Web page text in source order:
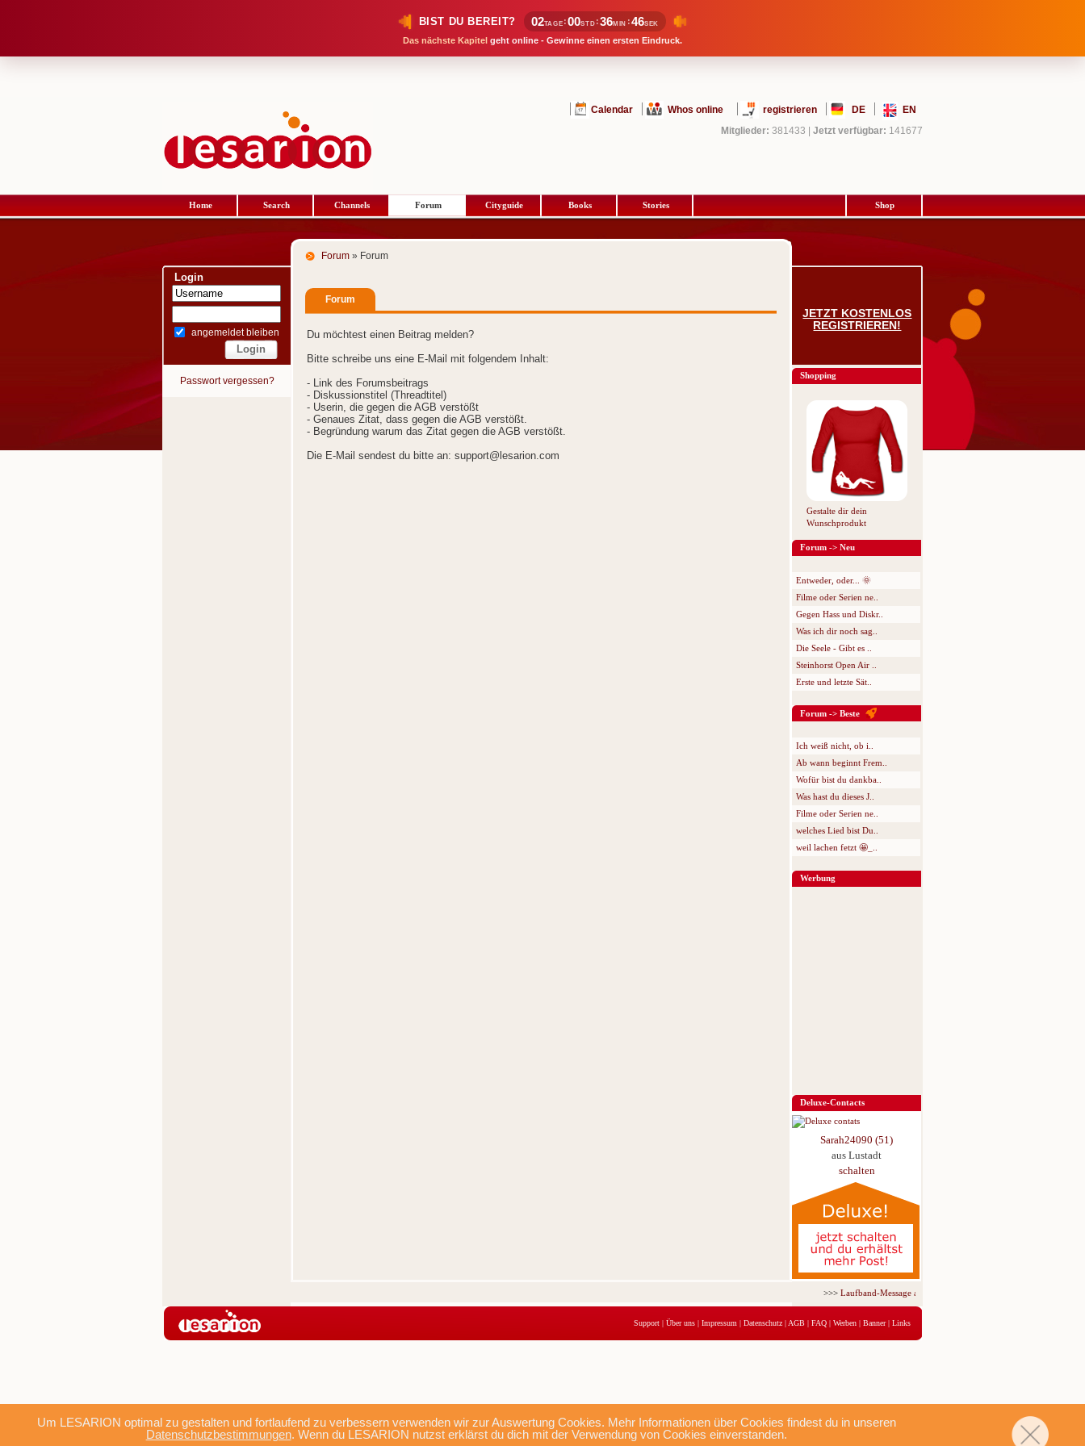
BIST DU BEREIT? 02TAGE :00STD :36MIN :46SEK
Das nächste Kapitel geht online - Gewinne einen ersten Eindruck.
Um LESARION optimal zu gestalten und fortlaufend zu verbessern verwenden wir zur Auswertung Cookies. Mehr Informationen über Cookies findest du in unseren
Datenschutzbestimmungen. Wenn du LESARION nutzst erklärst du dich mit der Verwendung von Cookies einverstanden.
Calendar Whos online registrieren DE
EN
Mitglieder: 381433 Jetzt verfügbar: 141677
Home Search Channels Forum Cityguide Books Stories Shop
Login
angemeldet bleiben
Passwort vergessen?
Forum » Forum
Forum
Du möchtest einen Beitrag melden?
Bitte schreibe uns eine E-Mail mit folgendem Inhalt:
- Link des Forumsbeitrags
- Diskussionstitel (Threadtitel)
- Userin, die gegen die AGB verstößt
- Genaues Zitat, dass gegen die AGB verstößt.
- Begründung warum das Zitat gegen die AGB verstößt.
Die E-Mail sendest du bitte an: support@lesarion.com
JETZT KOSTENLOS
REGISTRIEREN!
Shopping
Gestalte dir dein
Wunschprodukt
Forum -> Neu
Entweder, oder... 🌞
Filme oder Serien ne..
Gegen Hass und Diskr..
Was ich dir noch sag..
Die Seele - Gibt es ..
Steinhorst Open Air ..
Erste und letzte Sät..
Forum -> Beste
Ich weiß nicht, ob i..
Ab wann beginnt Frem..
Wofür bist du dankba..
Was hast du dieses J..
Filme oder Serien ne..
welches Lied bist Du..
weil lachen fetzt 🤩_..
Werbung
Deluxe-Contacts
Sarah24090 (51)
aus Lustadt
schalten
>>>Laufband-Message ab nur 5,95 € für 3 Tage!
Support | Über uns | Impressum | Datenschutz | AGB | FAQ | Werben | Banner| Links